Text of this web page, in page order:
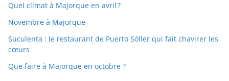
Quel climat à Majorque en avril ?
Novembre à Majorque
Suculenta : le restaurant de Puerto Sóller qui fait chavirer les
cœurs
Que faire à Majorque en octobre ?